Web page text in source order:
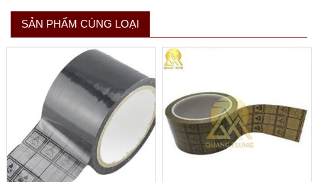
– Dùng để bảo vệ bảng mạch điện tử tránh tiếp xúc với tay,
khi hàn các rãnh hoặc quá trìnhthổi hơi nóng.
– Có thể chịu được nhiệt độ cao tới 300
– Lớp phim PET tráng kim lọa kết hợp với lớp kết dính
Acrylic chống tĩnh điện.
Băng dính chống tĩnh điện có nhiều đặc điểm nổi trội
Những ứng dụng của
Xem thêm
SẢN PHẨM CÙNG LOẠI